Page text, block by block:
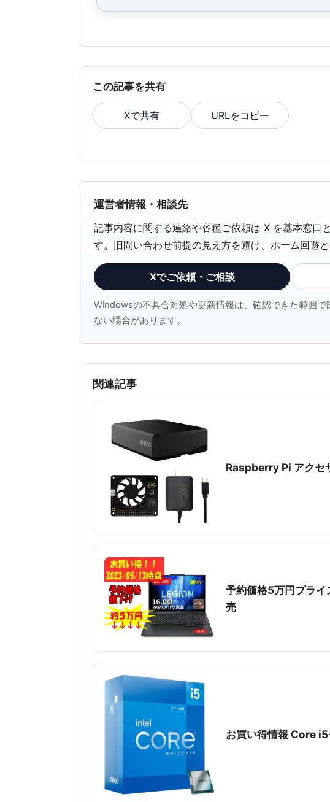
この記事を共有
Xで共有 URLをコピー
運営者情報・相談先
記事内容に関する連絡や各種ご依頼は X を基本窓口
す。旧問い合わせ前提の見え方を避け、ホーム回遊
Xでご依頼・ご相談
Windowsの不具合対処や更新情報は、確認できた範囲
ない場合があります。
関連記事
Raspberry Pi アクセ
予約価格5万円プラ
売
お買い得情報 Core